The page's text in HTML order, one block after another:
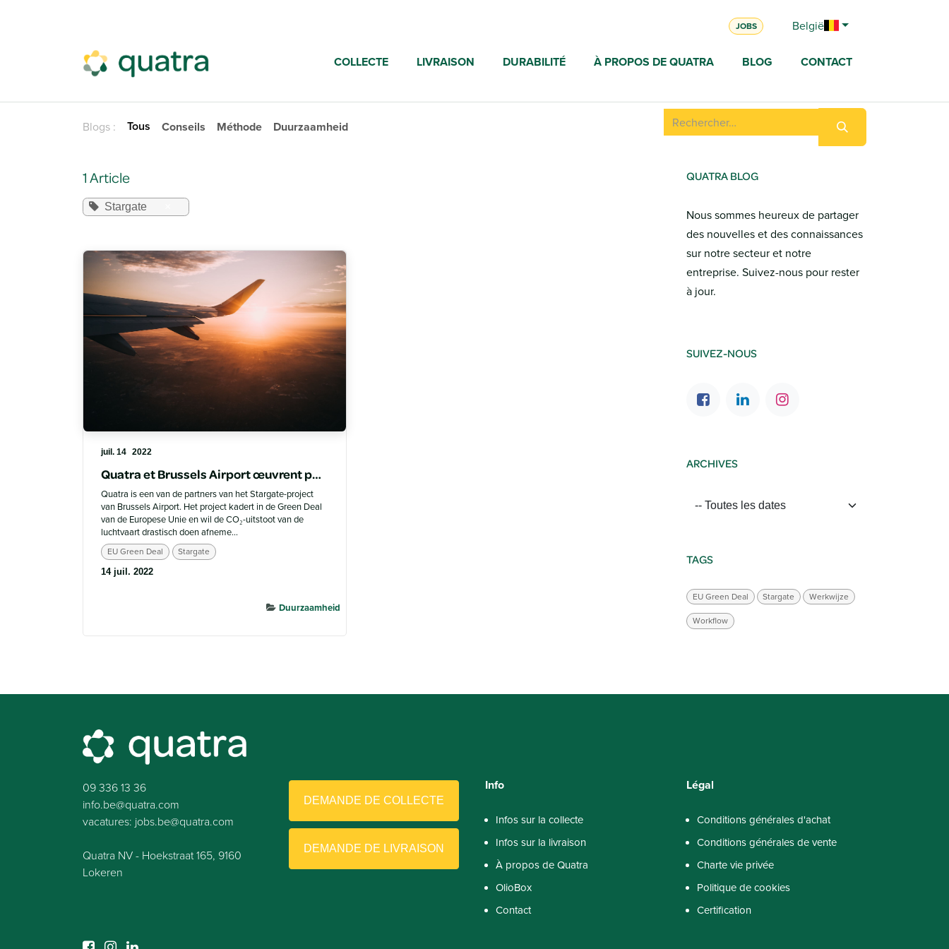
JOBS
België
COLLECTE LIVRAISON DURABILITÉ À PROPOS DE QUATRA BLOG CONTACT
Blogs : Tous Conseils Méthode Duurzaamheid
1 Article
Stargate
juil. 14 2022
Quatra et Brussels Airport œuvrent pour une aviation plus verte
Quatra is een van de partners van het Stargate-project
van Brussels Airport. Het project kadert in de Green Deal
van de Europese Unie en wil de CO₂-uitstoot van de
luchtvaart drastisch doen afneme...
EU Green Deal Stargate
14 juil. 2022
Duurzaamheid
QUATRA BLOG
Nous sommes heureux de partager
des nouvelles et des connaissances
sur notre secteur et notre
entreprise. Suivez-nous pour rester
à jour.
SUIVEZ-NOUS
ARCHIVES
TAGS
EU Green Deal Stargate Werkwijze
Workflow
09 336 13 36
info.be@quatra.com
vacatures: jobs.be@quatra.com
Quatra NV - Hoekstraat 165, 9160
Lokeren
DEMANDE DE COLLECTE
DEMANDE DE LIVRAISON
Info
Infos sur la collecte
Infos sur la livraison
À propos de Quatra​
OlioBox
Contact
Légal
Conditions générales d'achat
Conditions générales de vente
Charte vie privée
Politique de cookies
Certification